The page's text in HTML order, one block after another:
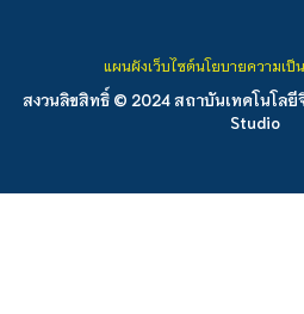
สงวนลิขสิทธิ์ © 2024 สถาบันเทคโนโลยี
Studio
แผนผังเว็บไซต์นโยบายความเป็